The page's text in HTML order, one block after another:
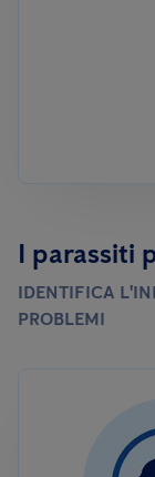
I parassiti
IDENTIFICA
PROBLEMI